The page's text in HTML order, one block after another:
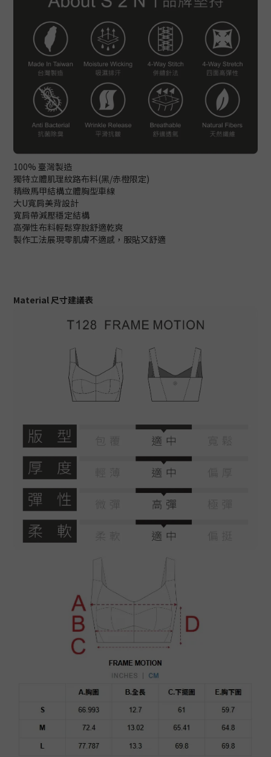
100% 臺灣製造
獨特立體肌理紋路布料(黑/赤橙限定)
精緻馬甲結構立體胸型車線
大U寬肩美背設計
寬肩帶減壓穩定結構
高彈性布料輕鬆穿脫舒適乾爽
製作工法展現零肌膚不適感，服貼又舒適
Material 尺寸建議表